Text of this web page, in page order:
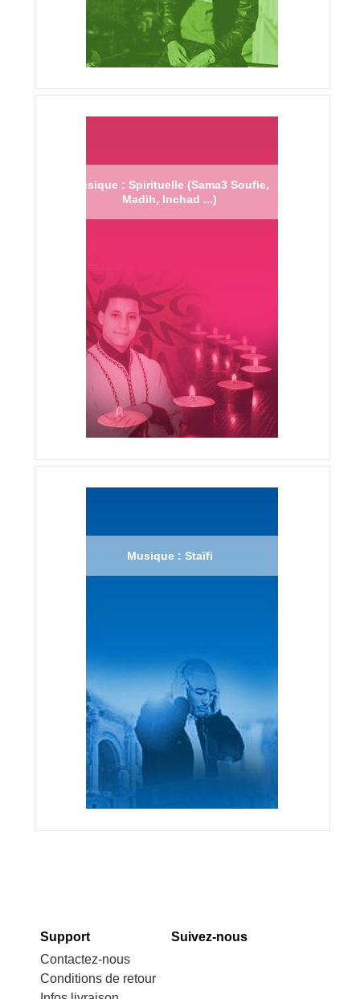
Musique : Spirituelle (Sama3 Soufie,
Madih, Inchad ...)
Musique : Staïfi
Support
Contactez-nous
Conditions de retour
Suivez-nous